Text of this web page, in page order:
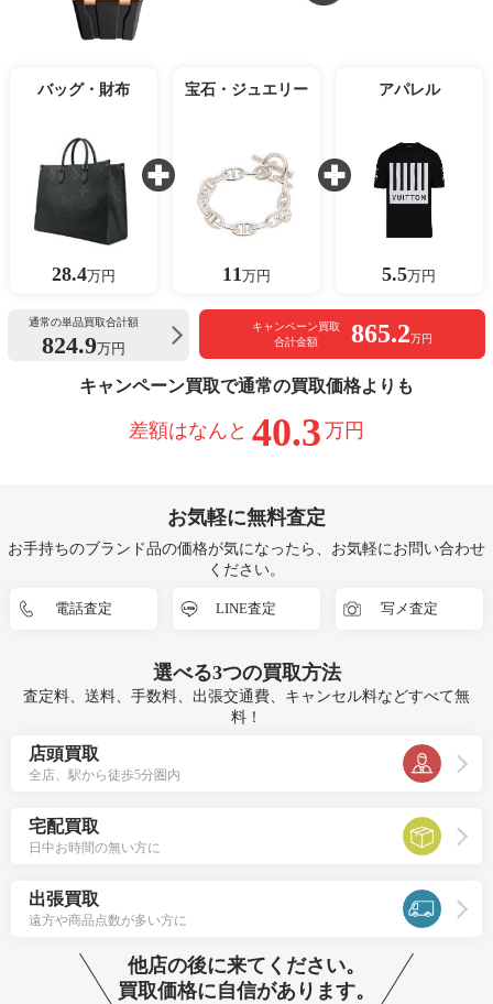
バッグ・財布
28.4万円
宝石・ジュエリー
11 万円
アパレル
5.5万円
通常の単品買取合計額
824.9万円
キャンペーン買取
合計金額
865.2万円
キャンペーン買取で通常の買取価格よりも
差額はなんと 40.3 万円
お気軽に無料査定
お手持ちのブランド品の価格が気になったら、お気軽にお問い合わせ
ください。
電話査定 LINE査定 写メ査定
選べる3つの買取方法
査定料、送料、手数料、出張交通費、キャンセル料などすべて無
料！
店頭買取
全店、駅から徒歩5分圏内
宅配買取
日中お時間の無い方に
出張買取
遠方や商品点数が多い方に
他店の後に来てください。
買取価格に自信があります。